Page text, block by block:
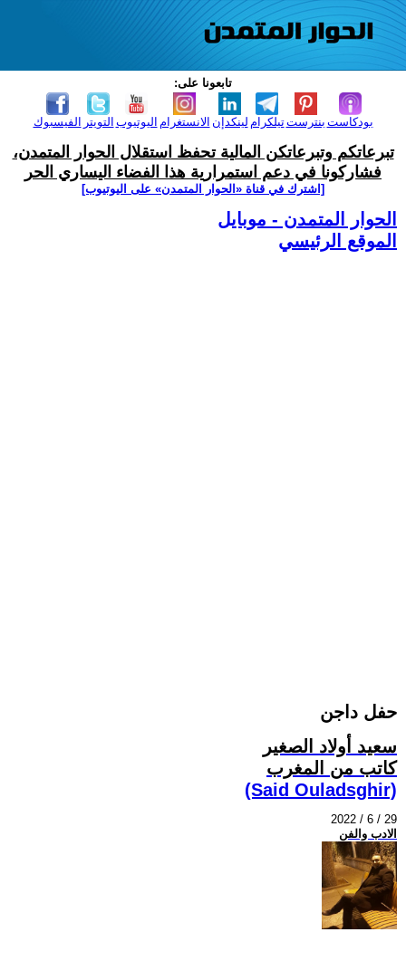
تابعونا على:
الفيسبوك التويتر اليوتيوب الانستغرام لينكدإن تيلكرامبنترست بودكاست
تبرعاتكم وتبرعاتكن المالية تحفظ استقلال الحوار المتمدن،
فشاركونا في دعم استمرارية هذا الفضاء اليساري الحر
[اشترك في قناة ‫«الحوار المتمدن» على اليوتيوب]
الحوار المتمدن - موبايل
الموقع الرئيسي
حفل داجن
سعيد أولاد الصغير
كاتب من المغرب
(Said Ouladsghir)
2022 / 6 / 29
الادب والفن